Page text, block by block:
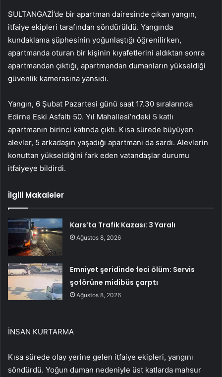
SULTANGAZİ’de bir apartman dairesinde çıkan yangın,
itfaiye ekipleri tarafından söndürüldü. Yangında
kundaklama şüphesinin yoğunlaştığı öğrenilirken,
apartmanda oturan bir kişinin kıyafetlerini aldıktan sonra
apartmandan çıktığı, apartmandan dumanların yükseldiği
güvenlik kamerasına yansıdı.
Yangın, 6 Şubat Pazartesi günü saat 17.30 sıralarında
Edirne Eski Asfaltı 50. Yıl Mahallesi’ndeki 5 katlı
apartmanın birinci katında çıktı. Kısa sürede büyüyen
alevler, 5 arkadaşın yaşadığı apartmanı da sardı. Alevlerin
konuttan yükseldiğini fark eden vatandaşlar durumu
itfaiyeye bildirdi.
İlgili Makaleler
Kars’ta Trafik Kazası: 3 Yaralı
Ağustos 8, 2026
Emniyet şeridinde feci ölüm: Servis
şoförüne midibüs çarptı
Ağustos 8, 2026
İNSAN KURTARMA
Kısa sürede olay yerine gelen itfaiye ekipleri, yangını
söndürdü. Yoğun duman nedeniyle üst katlarda mahsur